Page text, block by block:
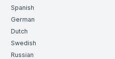
Spanish
German
Dutch
Swedish
Russian